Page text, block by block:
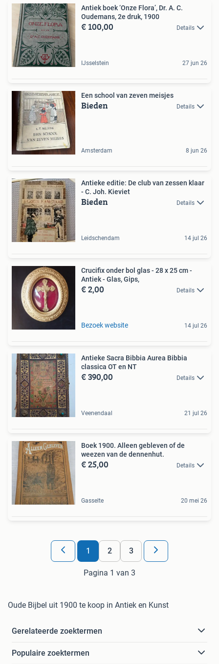
Antiek boek ‘Onze Flora’, Dr. A. C.
Oudemans, 2e druk, 1900
€ 100,00 Details
IJsselstein 27 jun 26
Een school van zeven meisjes
Bieden Details
Amsterdam 8 jun 26
Antieke editie: De club van zessen klaar
- C. Joh. Kieviet
Bieden Details
Leidschendam 14 jul 26
Crucifix onder bol glas - 28 x 25 cm -
Antiek - Glas, Gips,
€ 2,00 Details
Bezoek website 14 jul 26
Antieke Sacra Bibbia Aurea Bibbia
classica OT en NT
€ 390,00 Details
Veenendaal 21 jul 26
Boek 1900. Alleen gebleven of de
weezen van de dennenhut.
€ 25,00 Details
Gasselte 20 mei 26
1 2 3
Pagina 1 van 3
Oude Bijbel uit 1900 te koop in Antiek en Kunst
Gerelateerde zoektermen
Populaire zoektermen